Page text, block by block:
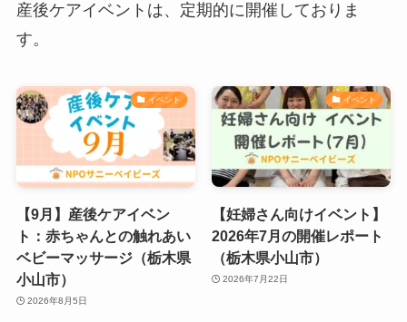
産後ケアイベントは、定期的に開催しておりま
す。
イベント
【9月】産後ケアイベン
ト：赤ちゃんとの触れあい
ベビーマッサージ（栃木県
小山市）
2026年8月5日
イベント
【妊婦さん向けイベント】
2026年7月の開催レポート
（栃木県小山市）
2026年7月22日